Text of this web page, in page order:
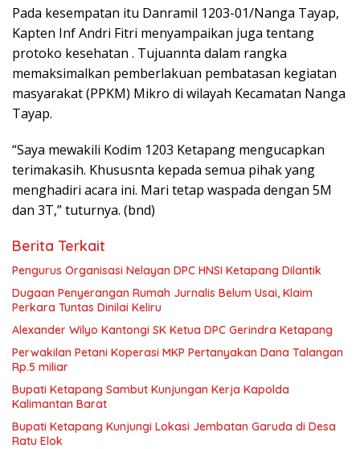
Pada kesempatan itu Danramil 1203-01/Nanga Tayap,
Kapten Inf Andri Fitri menyampaikan juga tentang
protoko kesehatan . Tujuannta dalam rangka
memaksimalkan pemberlakuan pembatasan kegiatan
masyarakat (PPKM) Mikro di wilayah Kecamatan Nanga
Tayap.
“Saya mewakili Kodim 1203 Ketapang mengucapkan
terimakasih. Khususnta kepada semua pihak yang
menghadiri acara ini. Mari tetap waspada dengan 5M
dan 3T,” tuturnya. (bnd)
Berita Terkait
Pengurus Organisasi Nelayan DPC HNSI Ketapang Dilantik
Dugaan Penyerangan Rumah Jurnalis Belum Usai, Klaim
Perkara Tuntas Dinilai Keliru
Alexander Wilyo Kantongi SK Ketua DPC Gerindra Ketapang
Perwakilan Petani Koperasi MKP Pertanyakan Dana Talangan
Rp.5 miliar
Bupati Ketapang Sambut Kunjungan Kerja Kapolda
Kalimantan Barat
Bupati Ketapang Kunjungi Lokasi Jembatan Garuda di Desa
Ratu Elok